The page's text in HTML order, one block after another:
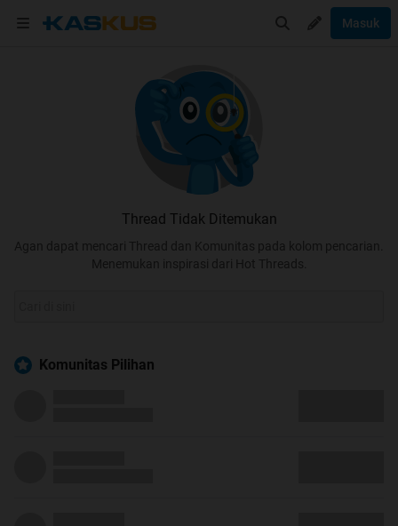
Masuk
Thread Tidak Ditemukan
Agan dapat mencari Thread dan Komunitas pada kolom pencarian.
Menemukan inspirasi dari Hot Threads.
Komunitas Pilihan